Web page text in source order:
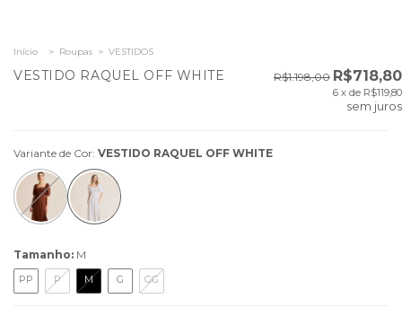
Início > Roupas > VESTIDOS
VESTIDO RAQUEL OFF WHITE R$1.198,00 R$718,80
6 x de R$119,80
sem juros
Variante de Cor: VESTIDO RAQUEL OFF WHITE
Tamanho: M
PP P M G GG